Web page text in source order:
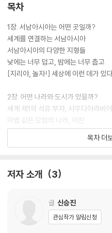
목차
1장. 서남아시아는 어떤 곳일까?
세계를 연결하는 서남아시아
서남아시아의 다양한 지형들
낮에는 너무 덥고, 밤에는 너무 춥고
[지리야, 놀자!] 세상에 이런 데가 있
2장. 어떤 나라와 도시가 있을까?
세계 제1의 석유 부자, 사우디아라비아
마법 같은 모험의 나라, 이란
인류 문명의 시작점, 이라크
사막의 기적, 아랍 에미리트(UAE)
옹기종기 모여 있는 산유국들
석유 다음을 준비하는 서남아시아
[지리야, 놀자!] 함께 성장한 대한민국
목차 더
저자 소개 3
글 신승진
관심작가 알림신청